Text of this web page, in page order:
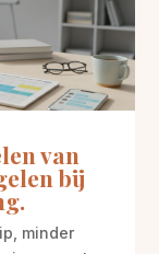
van
bij
minder